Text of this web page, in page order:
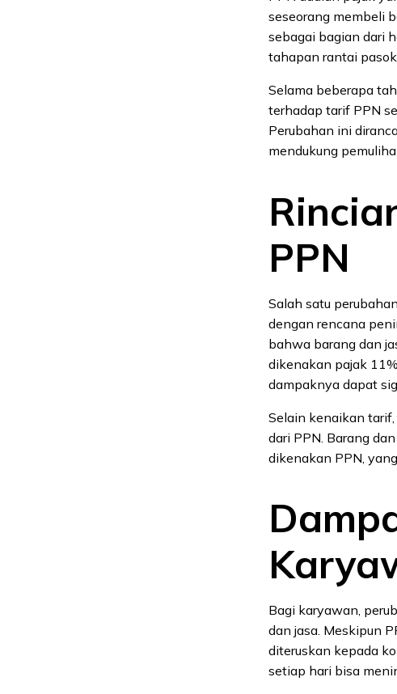
seseorang membeli
sebagai bagian dari
tahapan rantai
Selama beberapa
terhadap tarif PPN
Perubahan ini
mendukung
PPN
Salah satu
dengan rencana
bahwa barang dan
dikenakan pajak
dampaknya dapat
Selain kenaikan
dari PPN. Barang
dikenakan PPN,
Bagi karyawan,
dan jasa. Meskipun
diteruskan kepada
setiap hari bisa